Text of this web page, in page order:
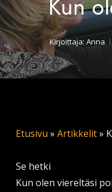
Kun
Kirjoittaja: Anna
Etusivu » Artikkelit»
Se hetki
Kun olen viereltäsi